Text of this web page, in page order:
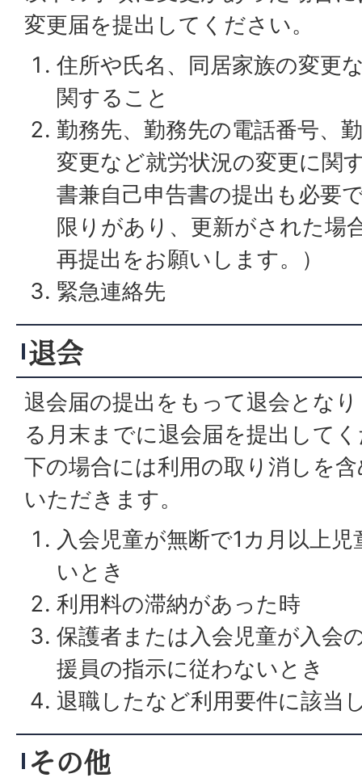
変更届を提出してください。
住所や氏名、同居家族の変更
関すること
勤務先、勤務先の電話番号、
変更など就労状況の変更に関
書兼自己申告書の提出も必要
限りがあり、更新がされた場
再提出をお願いします。）
緊急連絡先
退会
退会届の提出をもって退会とな
る月末までに退会届を提出して
下の場合には利用の取り消しを
いただきます。
入会児童が無断で1カ月以上
いとき
利用料の滞納があった時
保護者または入会児童が入会
援員の指示に従わないとき
退職したなど利用要件に該当
その他